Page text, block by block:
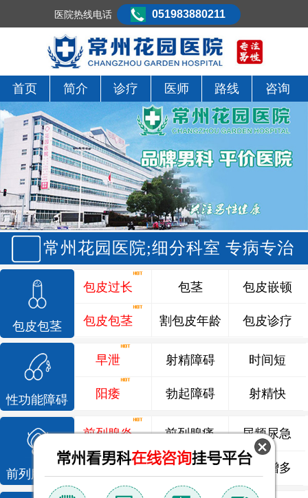
首页 简介 诊疗 医师 路线 咨询
常州花园医院;细分科室 专病专治
包皮包茎
包皮过长
包皮包茎
包茎
割包皮年龄
包皮嵌顿
包皮诊疗
性功能障碍
早泄
阳痿
射精障碍
勃起障碍
时间短
射精快
前列腺疾病
前列腺炎 前列腺痛 尿频尿急
前列腺增生 排尿不畅 夜尿增多
医院热线电话 051983880211